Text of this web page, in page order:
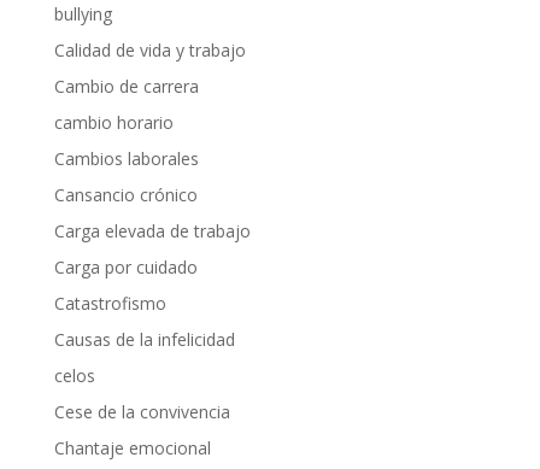
bullying
Calidad de vida y trabajo
Cambio de carrera
cambio horario
Cambios laborales
Cansancio crónico
Carga elevada de trabajo
Carga por cuidado
Catastrofismo
Causas de la infelicidad
celos
Cese de la convivencia
Chantaje emocional